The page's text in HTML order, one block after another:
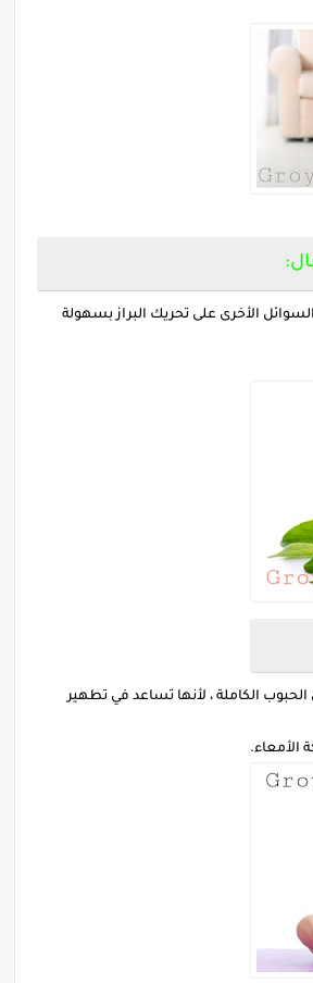
الأخرى على تحريك البراز بسهولة
الكاملة ، لأنها تساعد في تطهير
الأمعاء.